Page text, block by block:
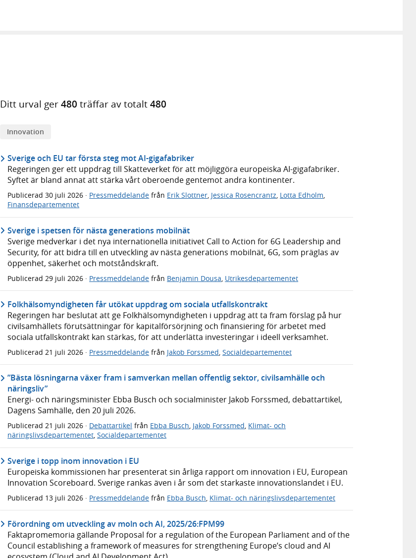
Ditt urval ger480 träffar av totalt480
Innovation
Sverige och EU tar första steg mot AI-gigafabriker
Regeringen ger ett uppdrag till Skatteverket för att möjliggöra europeiska AI-gigafabriker.
Syftet är bland annat att stärka vårt oberoende gentemot andra kontinenter.
Publicerad30 juli 2026 · Pressmeddelande från Erik Slottner, Jessica Rosencrantz, Lotta Edholm,
Finansdepartementet
Sverige i spetsen för nästa generations mobilnät
Sverige medverkar i det nya internationella initiativet Call to Action for 6G Leadership and
Security, för att bidra till en utveckling av nästa generations mobilnät, 6G, som präglas av
öppenhet, säkerhet och motståndskraft.
Publicerad29 juli 2026 · Pressmeddelande från Benjamin Dousa, Utrikesdepartementet
Folkhälsomyndigheten får utökat uppdrag om sociala utfallskontrakt
Regeringen har beslutat att ge Folkhälsomyndigheten i uppdrag att ta fram förslag på hur
civilsamhällets förutsättningar för kapitalförsörjning och finansiering för arbetet med
sociala utfallskontrakt kan stärkas, för att underlätta investeringar i ideell verksamhet.
Publicerad 21 juli 2026 · Pressmeddelande från Jakob Forssmed ,Socialdepartementet
”Bästa lösningarna växer fram i samverkan mellan offentlig sektor, civilsamhälle och
näringsliv”
Energi- och näringsminister Ebba Busch och socialminister Jakob Forssmed, debattartikel,
Dagens Samhälle, den 20 juli 2026.
Publicerad21 juli 2026 · Debattartikel från Ebba Busch, Jakob Forssmed, Klimat- och
näringslivsdepartementet,Socialdepartementet
Sverige i topp inom innovation i EU
Europeiska kommissionen har presenterat sin årliga rapport om innovation i EU, European
Innovation Scoreboard. Sverige rankas även i år som det starkaste innovationslandet i EU.
Publicerad 13 juli 2026 · Pressmeddelande från Ebba Busch, Klimat- och näringslivsdepartementet
Förordning om utveckling av moln och AI, 2025/26:FPM99
Faktapromemoria gällande Proposal for a regulation of the European Parliament and of the
Council establishing a framework of measures for strengthening Europe’s cloud and AI